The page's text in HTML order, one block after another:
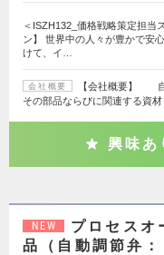
＜ISZH132_価格戦略策定担当
ン】 世界中の人々が豊かで安
けて、イ…
会社概要
【会社概要】 自
その部品ならびに関連する資
興味あ
NEW
プロセスオ
品（自動調節弁